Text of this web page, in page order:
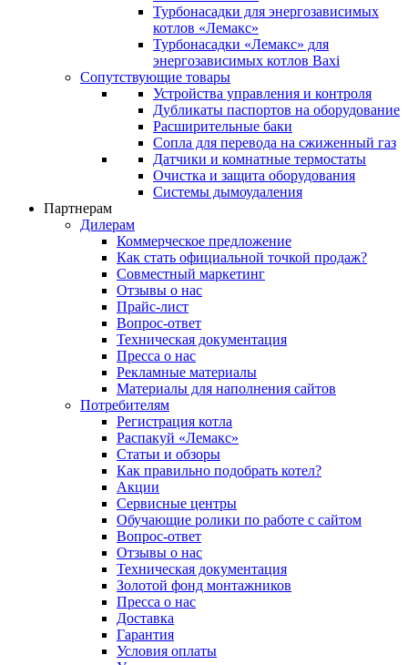
Турбонасадки для энергозависимых
котлов «Лемакс»
Турбонасадки «Лемакс» для
энергозависимых котлов Baxi
Сопутствующие товары
Устройства управления и контроля
Дубликаты паспортов на оборудование
Расширительные баки
Сопла для перевода на сжиженный газ
Датчики и комнатные термостаты
Очистка и защита оборудования
Системы дымоудаления
Партнерам
Дилерам
Коммерческое предложение
Как стать официальной точкой продаж?
Совместный маркетинг
Отзывы о нас
Прайс-лист
Вопрос-ответ
Техническая документация
Пресса о нас
Рекламные материалы
Материалы для наполнения сайтов
Потребителям
Регистрация котла
Распакуй «Лемакс»
Статьи и обзоры
Как правильно подобрать котел?
Акции
Сервисные центры
Обучающие ролики по работе с сайтом
Вопрос-ответ
Отзывы о нас
Техническая документация
Золотой фонд монтажников
Пресса о нас
Доставка
Гарантия
Условия оплаты